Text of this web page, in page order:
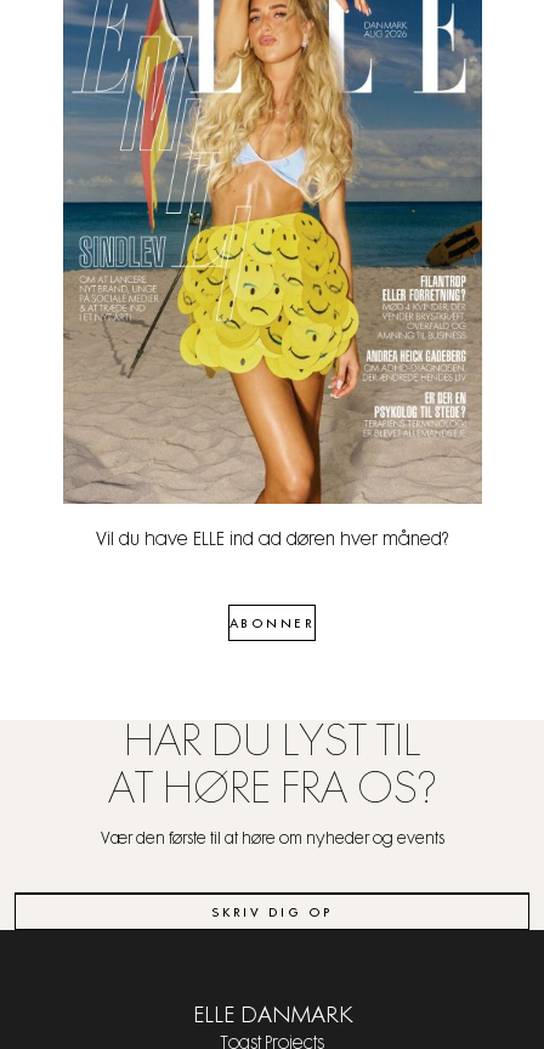
Vil du have ELLE ind ad døren hver måned?
ABONNER
HAR DU LYST TIL
AT HØRE FRA OS?
Vær den første til at høre om nyheder og events
SKRIV DIG OP
ELLE DANMARK
Toast Projects